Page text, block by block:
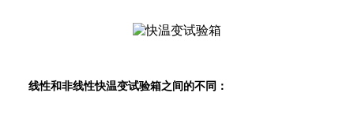
线性和非线性快温变试验箱之间的不同：